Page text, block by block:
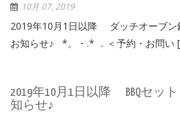
10月 07, 2019
2019年10月1日以降 ダッチオーブ
お知らせ♪ *。・.* ．＜予約・お問い
2019年10月1日以降 BBQセッ
知らせ♪